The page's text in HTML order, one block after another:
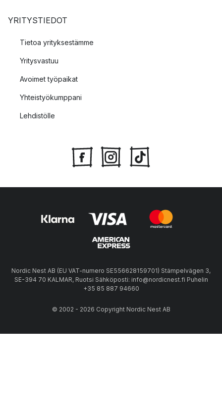
YRITYSTIEDOT
Tietoa yrityksestämme
Yritysvastuu
Avoimet työpaikat
Yhteistyökumppani
Lehdistölle
Nordic Nest AB (EU VAT-numero SE556628159701) Stämpelvägen 3,
SE-394 70 KALMAR, Ruotsi Sähköposti: info@nordicnest.fi Puhelin
+35 85 887 94660
© 2002 - 2026 Copyright Nordic Nest AB